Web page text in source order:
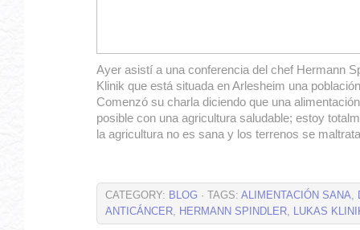
Ayer asistí a una conferencia del chef Hermann
Klinik que está situada en Arlesheim una
Comenzó su charla diciendo que una
posible con una agricultura saludable; estoy
la agricultura no es sana y los terrenos se
CATEGORY: BLOG · TAGS: ALIMENTACIÓN SANA,
ANTICÁNCER, HERMANN SPINDLER, LUKAS